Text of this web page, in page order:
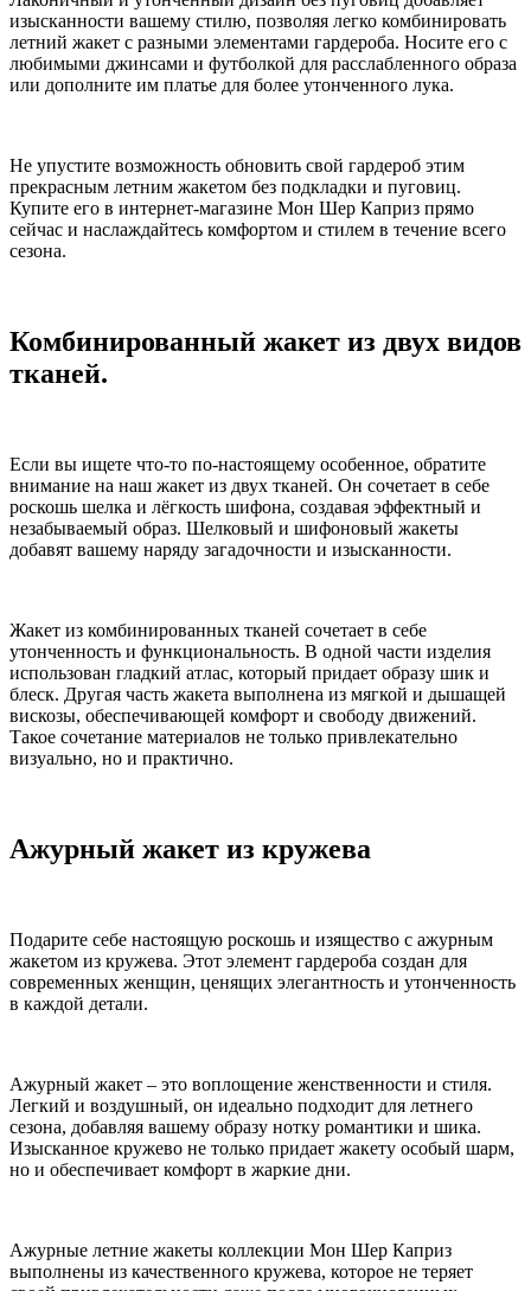
изысканности вашему стилю, позволяя легко комбинировать
летний жакет с разными элементами гардероба. Носите его с
любимыми джинсами и футболкой для расслабленного образа
или дополните им платье для более утонченного лука.
Не упустите возможность обновить свой гардероб этим
прекрасным летним жакетом без подкладки и пуговиц.
Купите его в интернет-магазине Мон Шер Каприз прямо
сейчас и наслаждайтесь комфортом и стилем в течение всего
сезона.
Комбинированный жакет из двух видов
тканей.
Если вы ищете что-то по-настоящему особенное, обратите
внимание на наш жакет из двух тканей. Он сочетает в себе
роскошь шелка и лёгкость шифона, создавая эффектный и
незабываемый образ. Шелковый и шифоновый жакеты
добавят вашему наряду загадочности и изысканности.
Жакет из комбинированных тканей сочетает в себе
утонченность и функциональность. В одной части изделия
использован гладкий атлас, который придает образу шик и
блеск. Другая часть жакета выполнена из мягкой и дышащей
вискозы, обеспечивающей комфорт и свободу движений.
Такое сочетание материалов не только привлекательно
визуально, но и практично.
Ажурный жакет из кружева
Подарите себе настоящую роскошь и изящество с ажурным
жакетом из кружева. Этот элемент гардероба создан для
современных женщин, ценящих элегантность и утонченность
в каждой детали.
Ажурный жакет – это воплощение женственности и стиля.
Легкий и воздушный, он идеально подходит для летнего
сезона, добавляя вашему образу нотку романтики и шика.
Изысканное кружево не только придает жакету особый шарм,
но и обеспечивает комфорт в жаркие дни.
Ажурные летние жакеты коллекции Мон Шер Каприз
выполнены из качественного кружева, которое не теряет